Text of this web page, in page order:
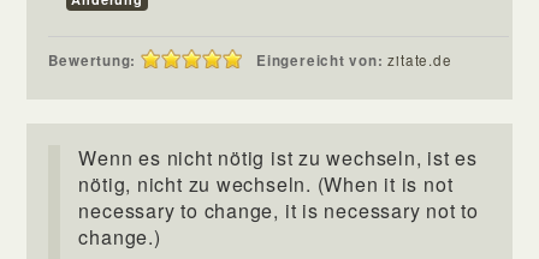
Bewertung: Eingereicht von:zitate.de
Wenn es nicht nötig ist zu wechseln, ist es
nötig, nicht zu wechseln. (When it is not
necessary to change, it is necessary not to
change.)